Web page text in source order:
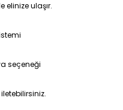
elinize ulaşır.
seçeneği